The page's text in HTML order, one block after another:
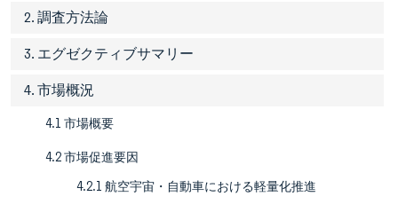
2. 調査方法論
3. エグゼクティブサマリー
4. 市場概況
4.1 市場概要
4.2 市場促進要因
4.2.1 航空宇宙・自動車における軽量化推進